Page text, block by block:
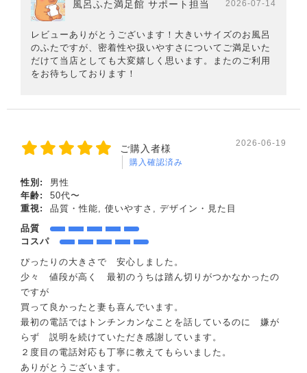
風呂ふた満足館 サポート担当 2026-07-14
レビューありがとうございます！大きいサイズのお風呂
のふたですが、密着性や扱いやすさについてご満足いた
だけて当店としても大変嬉しく思います。またのご利用
をお待ちしております！
ご購入者様
購入確認済み
2026-06-19
性別:
男性
年齢:
50代〜
重視:
品質・性能, 使いやすさ, デザイン・見た目
品質
コスパ
ぴったりの大きさで 安心しました。
少々 値段が高く 最初のうちは踏ん切りがつかなかったの
ですが
買って良かったと妻も喜んでいます。
最初の電話ではトンチンカンなことを話しているのに 嫌が
らず 説明を続けていただき感謝しています。
２度目の電話対応も丁寧に教えてもらいました。
ありがとうございます。